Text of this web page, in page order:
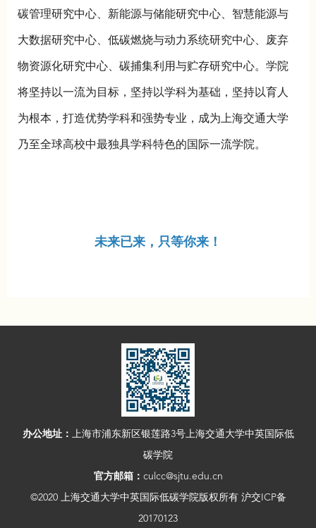
碳管理研究中心、新能源与储能研究中心、智慧能源与
大数据研究中心、低碳燃烧与动力系统研究中心、废弃
物资源化研究中心、碳捕集利用与贮存研究中心。学院
将坚持以一流为目标，坚持以学科为基础，坚持以育人
为根本，打造优势学科和强势专业，成为上海交通大学
乃至全球高校中最独具学科特色的国际一流学院。
未来已来，只等你来！
办公地址： 上海市浦东新区银莲路3号上海交通大学中英国际低
碳学院
官方邮箱： culcc@sjtu.edu.cn
©2020 上海交通大学中英国际低碳学院版权所有 沪交ICP备
20170123